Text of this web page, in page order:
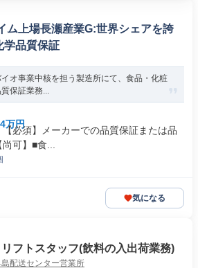
ム上場長瀬産業G:世界シェアを誇
学品質保証
オ事業中核を担う製造所にて、食品・化粧
保証業務...
万円
必須】メーカーでの品質保証または品
可】■食...
気になる
フトスタッフ(飲料の入出荷業務)
配送センター営業所